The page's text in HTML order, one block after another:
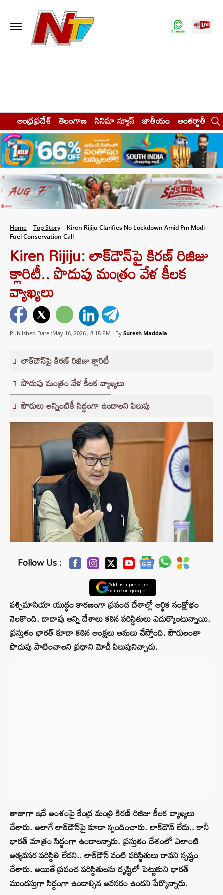
ఆంధ్రప్రదేశ్ తెలంగాణ సినిమా న్యూస్ జాతీయం అంతర్జాతీయం
Home Top Story
Kiren Rijiju Clarifies No Lockdown Amid Pm Modi
Fuel Conservation Call
Kiren Rijiju: లాక్‌డౌన్‌పై కిరణ్ రిజిజు
క్లారిటీ.. పొదుపు మంత్రం వేళ కీలక
వ్యాఖ్యలు
Published Date :May 16, 2026 , 8:18 PM By Suresh Maddala
లాక్‌డౌన్‌పై కిరణ్ రిజిజు క్లారిటీ
పొదుపు మంత్రం వేళ కీలక వ్యాఖ్యలు
పౌరులు అన్నింటికీ సిద్ధంగా ఉండాలని పిలుపు
Follow Us :
Add as a preferred
source on google
పశ్చిమాసియా యుద్ధం కారణంగా ప్రపంచ దేశాల్లో ఆర్థిక సంక్షోభం
నెలకొంది. దాదాపు అన్ని దేశాలు కఠిన పరిస్థితులు ఎదుర్కొంటున్నాయి.
ప్రస్తుతం భారత్ కూడా కఠిన ఆంక్షలు అమలు చేస్తోంది. పౌరులంతా
పొదుపు పాటించాలని ప్రధాని మోడీ పిలుపునిచ్చారు.
తాజాగా ఇదే అంశంపై కేంద్ర మంత్రి కిరణ్ రిజిజు కీలక వ్యాఖ్యలు
చేశారు. అలాగే లాక్‌డౌన్‌పై కూడా స్పందించారు. లాక్‌డౌన్ లేదు.. కానీ
భారత్ మాత్రం సిద్ధంగా ఉండాలన్నారు. ప్రస్తుతం దేశంలో ఎలాంటి
అత్యవసర పరిస్థితి లేదని.. లాక్‌డౌన్ వంటి పరిస్థితులు రావని స్పష్టం
చేశారు. అయితే ప్రపంచ పరిస్థితులను దృష్టిలో పెట్టుకుని భారత్
ముందస్తుగా సిద్ధంగా ఉండాల్సిన అవసరం ఉందని పేర్కొన్నారు.